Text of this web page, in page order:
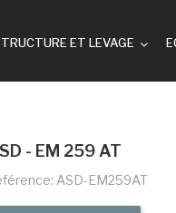
ET LEVAGE
- EM 259 AT
ASD-EM259AT